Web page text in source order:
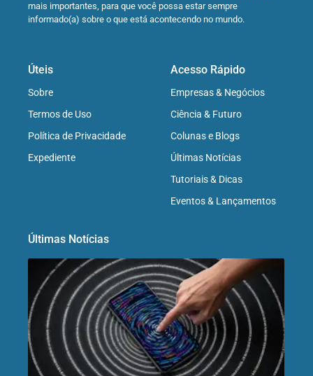
mais importantes, para que você possa estar sempre
informado(a) sobre o que está acontecendo no mundo.
Úteis
Sobre
Termos de Uso
Política de Privacidade
Expediente
Acesso Rápido
Empresas & Negócios
Ciência & Futuro
Colunas e Blogs
Últimas Notícias
Tutoriais & Dicas
Eventos & Lançamentos
Últimas Notícias